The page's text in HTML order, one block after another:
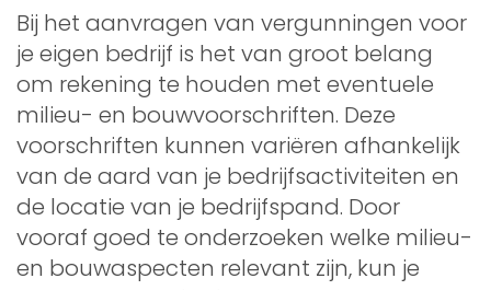
Bij het aanvragen van vergunningen voor
je eigen bedrijf is het van groot belang
om rekening te houden met eventuele
milieu- en bouwvoorschriften. Deze
voorschriften kunnen variëren afhankelijk
van de aard van je bedrijfsactiviteiten en
de locatie van je bedrijfspand. Door
vooraf goed te onderzoeken welke milieu-
en bouwaspecten relevant zijn, kun je